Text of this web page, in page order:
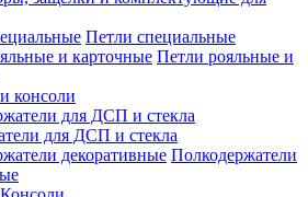
Петли специальные
Петли рояльные и
консоли
для ДСП и стекла
Полкодержатели